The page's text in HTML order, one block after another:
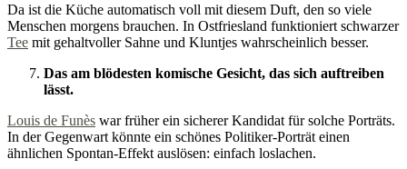
Da ist die Küche automatisch voll mit diesem Duft, den so viele
Menschen morgens brauchen. In Ostfriesland funktioniert schwarzer
Tee mit gehaltvoller Sahne und Kluntjes wahrscheinlich besser.
Das am blödesten komische Gesicht, das sich auftreiben
lässt.
Louis de Funès war früher ein sicherer Kandidat für solche Porträts.
In der Gegenwart könnte ein schönes Politiker-Porträt einen
ähnlichen Spontan-Effekt auslösen: einfach loslachen.